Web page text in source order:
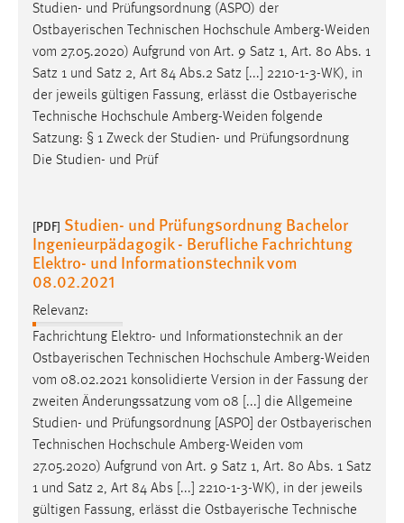
Studien- und Prüfungsordnung (ASPO) der
Ostbayerischen Technischen Hochschule Amberg-Weiden
vom 27.05.2020) Aufgrund von Art. 9 Satz 1, Art. 80 Abs. 1
Satz 1 und Satz 2, Art 84 Abs.2 Satz [...] 2210-1-3-WK), in
der jeweils gültigen Fassung, erlässt die Ostbayerische
Technische Hochschule Amberg-Weiden folgende
Satzung: § 1 Zweck der Studien- und Prüfungsordnung
Die Studien- und Prüf
[PDF] Studien- und Prüfungsordnung Bachelor
Ingenieurpädagogik - Berufliche Fachrichtung
Elektro- und Informationstechnik vom
08.02.2021
Relevanz:
Fachrichtung Elektro- und Informationstechnik an der
Ostbayerischen Technischen Hochschule Amberg-Weiden
vom 08.02.2021 konsolidierte Version in der Fassung der
zweiten Änderungssatzung vom 08 [...] die Allgemeine
Studien- und Prüfungsordnung [ASPO] der Ostbayerischen
Technischen Hochschule Amberg-Weiden vom
27.05.2020) Aufgrund von Art. 9 Satz 1, Art. 80 Abs. 1 Satz
1 und Satz 2, Art 84 Abs [...] 2210-1-3-WK), in der jeweils
gültigen Fassung, erlässt die Ostbayerische Technische
Cookie Laufzeit:
MibewSessionID, mibew-chat-frame-style-
5e9dbeb1811c0446 = Sitzungslaufzeit, mibew_locale = 3
Jahre, MIBEW_UserID = 1 Jahr
Login
Name:
Zweck:
Dieser Cookie ist notwendig um sich an der Website
einloggen zu können.
Cookie Laufzeit:
24 Stunden
STATISTIK
Statistik Cookies erfassen Informationen anonym.
Diese Informationen helfen uns zu verstehen, wie
unsere Besucher unsere Website nutzen.
Matomo